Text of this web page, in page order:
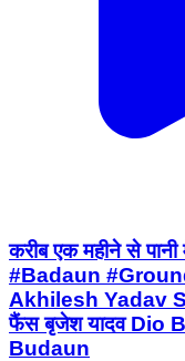
करीब एक महीने से
#Badaun
Akhilesh Yadav
फैंस बृजेश यादव Dio
Budaun